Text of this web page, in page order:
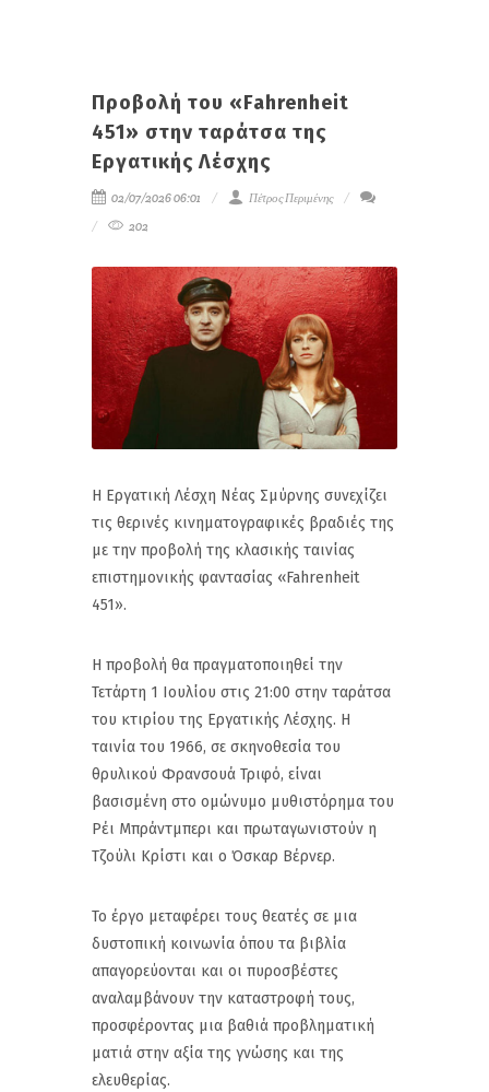
Προβολή του «Fahrenheit
451» στην ταράτσα της
Εργατικής Λέσχης
02/07/2026 06:01
Πέτρος Περιμένης
202
Η Εργατική Λέσχη Νέας Σμύρνης συνεχίζει
τις θερινές κινηματογραφικές βραδιές της
με την προβολή της κλασικής ταινίας
επιστημονικής φαντασίας «Fahrenheit
451».
Η προβολή θα πραγματοποιηθεί την
Τετάρτη 1 Ιουλίου στις 21:00 στην ταράτσα
του κτιρίου της Εργατικής Λέσχης. Η
ταινία του 1966, σε σκηνοθεσία του
θρυλικού Φρανσουά Τριφό, είναι
βασισμένη στο ομώνυμο μυθιστόρημα του
Ρέι Μπράντμπερι και πρωταγωνιστούν η
Τζούλι Κρίστι και ο Όσκαρ Βέρνερ.
Το έργο μεταφέρει τους θεατές σε μια
δυστοπική κοινωνία όπου τα βιβλία
απαγορεύονται και οι πυροσβέστες
αναλαμβάνουν την καταστροφή τους,
προσφέροντας μια βαθιά προβληματική
ματιά στην αξία της γνώσης και της
ελευθερίας.